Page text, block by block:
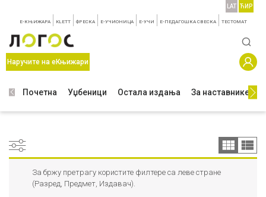
E-КЊИЖАРА KLETT ФРЕСКА E-УЧИОНИЦА E-УЧИ Е-ПЕДАГОШКА СВЕСКА TЕСТОМАТ
LAT ЋИР
Наручите на еКњижари
Почетна Уџбеници Остала издања За наставнике
За бржу претрагу користите филтере са леве стране
(Разред, Предмет, Издавач).